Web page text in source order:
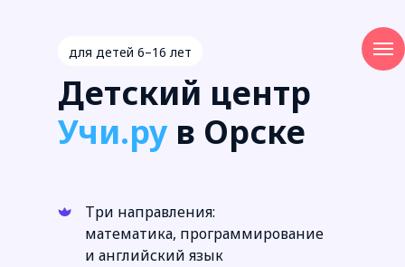
Три направления:
математика, программирование
и английский язык
Детский центр
Учи.ру в Орске
для детей 6–16 лет